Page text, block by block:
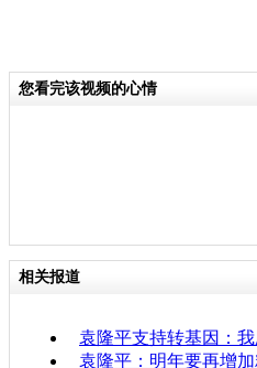
您看完该视频的心情
相关报道
袁隆平支持转基因：
袁隆平：明年要再增